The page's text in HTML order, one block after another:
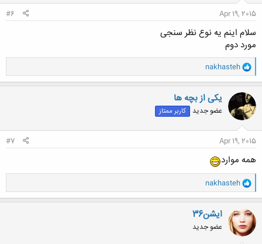
Apr 19, 2015
#6
سلام اینم یه نوع نظر سنجی
مورد دوم
و
ا
ک
ن
ش
ه
ا
nakhasteh
یکی از بچه ها
عضو جدید کاربر ممتاز
Apr 19, 2015
#7
همه موارد
و
ا
ک
ن
ش
ه
ا
nakhasteh
ایشن36
عضو جدید